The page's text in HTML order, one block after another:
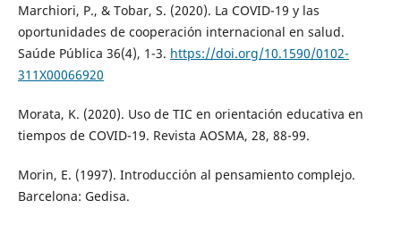
Marchiori, P., & Tobar, S. (2020). La COVID-19 y las
oportunidades de cooperación internacional en salud.
Saúde Pública 36(4), 1-3. https://doi.org/10.1590/0102-
311X00066920
Morata, K. (2020). Uso de TIC en orientación educativa en
tiempos de COVID-19. Revista AOSMA, 28, 88-99.
Morin, E. (1997). Introducción al pensamiento complejo.
Barcelona: Gedisa.